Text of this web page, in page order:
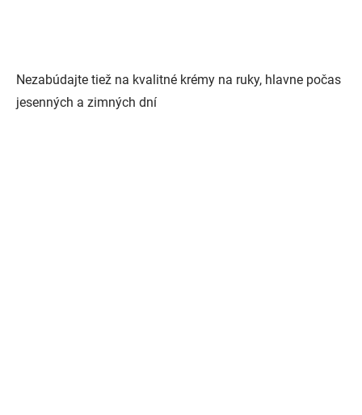
Nezabúdajte tiež na kvalitné krémy na ruky, hlavne počas
jesenných a zimných dní